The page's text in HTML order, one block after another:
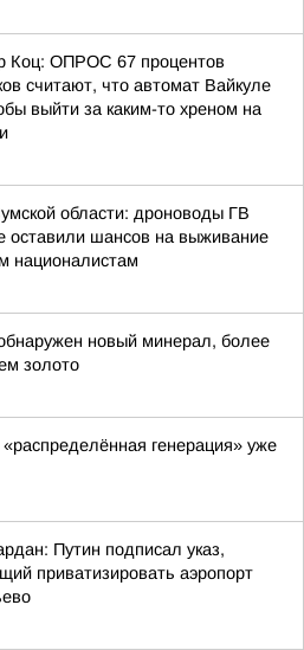
Коц: ОПРОС 67 процентов
считают, что автомат Вайкуле
выйти за каким-то хреном на
области: дроноводы ГВ
оставили шансов на выживание
националистам
новый минерал, более
золото
генерация» уже
Путин подписал указ,
приватизировать аэропорт